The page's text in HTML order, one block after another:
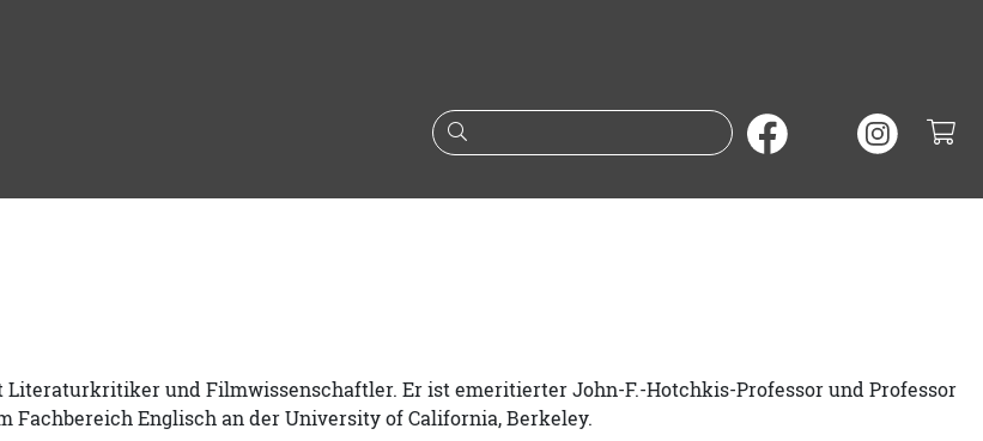
Suche nach Büchern oder
Literaturkritiker und Filmwissenschaftler. Er ist emeritierter John-F.-Hotchkis-Professor und Professor
Fachbereich Englisch an der University of California, Berkeley.